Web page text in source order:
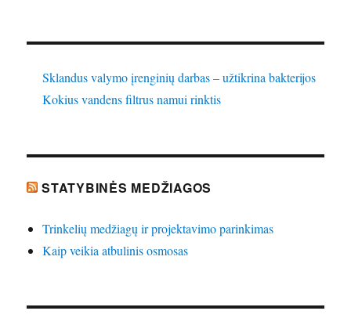
Sklandus valymo įrenginių darbas – užtikrina bakterijos
Kokius vandens filtrus namui rinktis
STATYBINĖS MEDŽIAGOS
Trinkelių medžiagų ir projektavimo parinkimas
Kaip veikia atbulinis osmosas